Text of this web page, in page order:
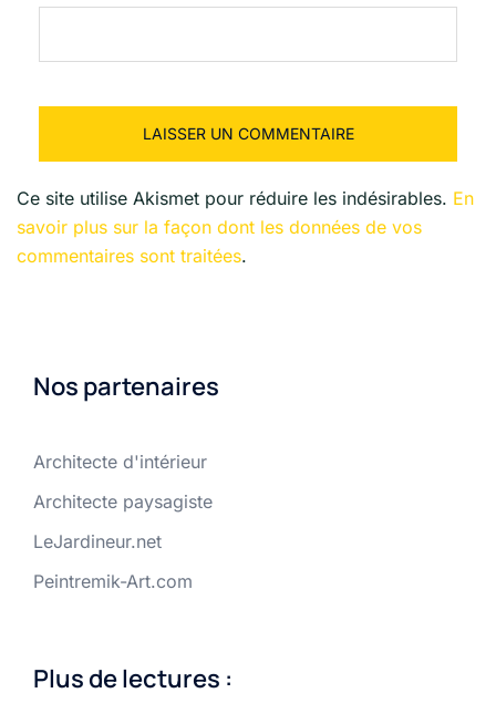
Ce site utilise Akismet pour réduire les indésirables. En
savoir plus sur la façon dont les données de vos
commentaires sont traitées.
Nos partenaires
Architecte d'intérieur
Architecte paysagiste
LeJardineur.net
Peintremik-Art.com
Plus de lectures :